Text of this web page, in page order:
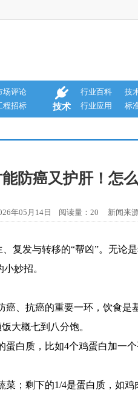
场评论
程招标 技术
行业百科
技
行业应用
标
防癌又护肝！怎
年05月14日 阅读量：20 新闻来
复发与转移的“帮凶”。无
妙招。
、抗癌的重要一环，饮食是基
大概七到八分饱。
质，比如4个鸡蛋白加一
剩下的1/4是蛋白质，如鸡